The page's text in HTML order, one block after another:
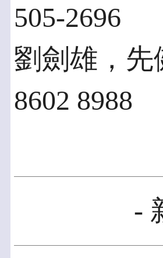
505-2696
劉劍雄，先
8602 8988
-